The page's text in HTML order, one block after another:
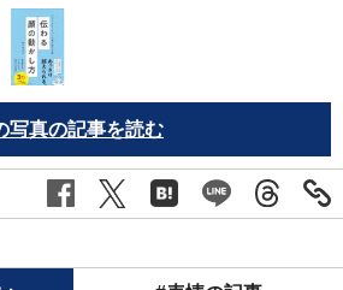
写真の記事を読む